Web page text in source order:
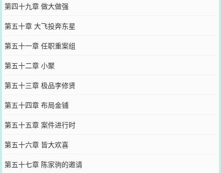
第四十九章 做大做强
第五十章 大飞投奔东星
第五十一章 任职重案组
第五十二章 小聚
第五十三章 极品李修贤
第五十四章 布局金铺
第五十五章 案件进行时
第五十六章 皆大欢喜
第五十七章 陈家驹的邀请